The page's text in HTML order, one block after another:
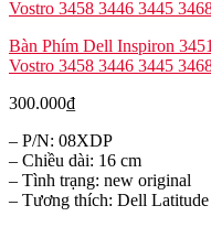
Bàn Phím Dell Inspiron
Vostro 3458 3446 3445
300.000₫
– P/N: 08XDP
– Chiều dài: 16 cm
– Tình trạng: new original
– Tương thích: Dell